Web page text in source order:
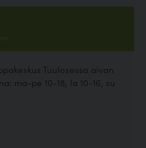
Tuulosessa aivan
ma-pe 10-18, la 10-16, su